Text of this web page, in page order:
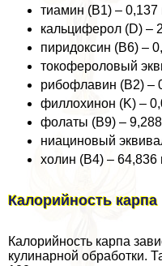
тиамин (B1) – 0,137
кальциферол (D) –
пиридоксин (B6) –
токофероловый
рибофлавин (B2) –
филлохинон (K) –
фолаты (B9) – 9,288
ниациновый
холин (B4) – 64,836
Калорийность карпа
Калорийность карпа
кулинарной обработки.